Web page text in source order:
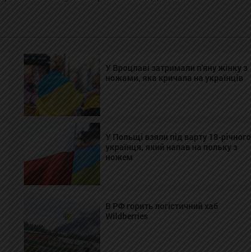
У Вроцлаві затримали п'яну жінку з
ножами, яка кричала на українців
У Польщі взяли під варту 18-річного
українця, який напав на польку з
ножем
В РФ горить логістичний хаб
Wildberries